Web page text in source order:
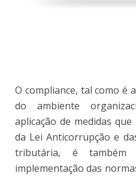
O compliance, tal como é
do ambiente
aplicação de medidas
da Lei Anticorrupção e
tributária, é também
implementação das